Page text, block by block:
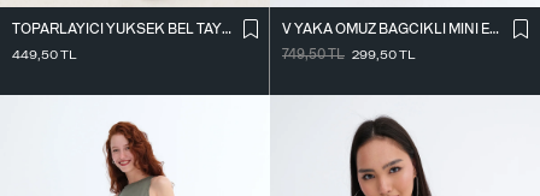
TOPARLAYICI YÜKSEK BEL TAYT TYT4000-R11
449,50TL
V YAKA OMUZ BAĞCIKLI MINI ELBISE E3394
749,50TL 299,50TL